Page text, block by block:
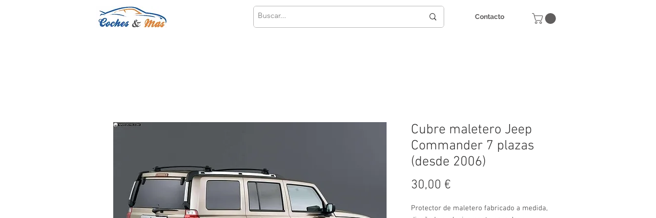
Contacto
Cubre maletero Jeep
Commander 7 plazas
(desde 2006)
30,00 €
Protector de maletero fabricado a medida,